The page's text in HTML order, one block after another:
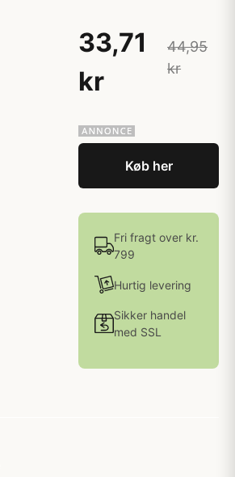
33,71
kr
44,95
kr
Køb her
Fri fragt over kr.
799
Hurtig levering
Sikker handel
med SSL